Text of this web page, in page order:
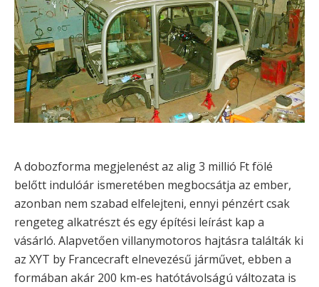
A dobozforma megjelenést az alig 3 millió Ft fölé
belőtt indulóár ismeretében megbocsátja az ember,
azonban nem szabad elfelejteni, ennyi pénzért csak
rengeteg alkatrészt és egy építési leírást kap a
vásárló. Alapvetően villanymotoros hajtásra találták ki
az XYT by Francecraft elnevezésű járművet, ebben a
formában akár 200 km-es hatótávolságú változata is